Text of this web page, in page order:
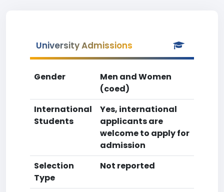
University Admissions
Gender
Men and Women
(coed)
International
Students
Yes, international
applicants are
welcome to apply for
admission
Selection
Type
Not reported